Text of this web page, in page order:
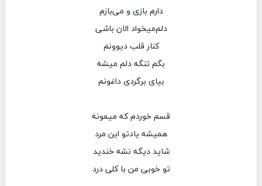
دارم بازی و می‌بازم
دلم‌میخواد الان باشی
کنار قلب دیوونم
بگم تنگه دلم میشه
بیای برگردی داغونم
قسم خوردم که میمونه
همیشه یادتو این مرد
شاید دیگه نشه خندید
تو خوبی من با کلی درد